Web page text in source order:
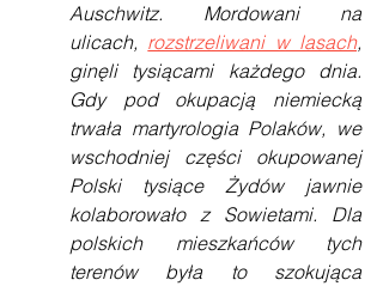
Auschwitz. Mordowani na
ulicach, rozstrzeliwani w lasach,
ginęli tysiącami każdego dnia.
Gdy pod okupacją niemiecką
trwała martyrologia Polaków, we
wschodniej części okupowanej
Polski tysiące Żydów jawnie
kolaborowało z Sowietami. Dla
polskich mieszkańców tych
terenów była to szokująca